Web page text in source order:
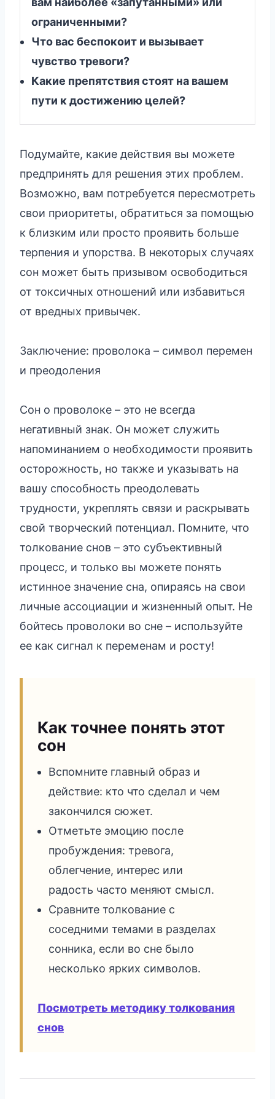
ограниченными?
Что вас беспокоит и вызывает
чувство тревоги?
Какие препятствия стоят на вашем
пути к достижению целей?
Подумайте, какие действия вы можете
предпринять для решения этих проблем.
Возможно, вам потребуется пересмотреть
свои приоритеты, обратиться за помощью
к близким или просто проявить больше
терпения и упорства. В некоторых случаях
сон может быть призывом освободиться
от токсичных отношений или избавиться
от вредных привычек.
Заключение: проволока – символ перемен
и преодоления
Сон о проволоке – это не всегда
негативный знак. Он может служить
напоминанием о необходимости проявить
осторожность, но также и указывать на
вашу способность преодолевать
трудности, укреплять связи и раскрывать
свой творческий потенциал. Помните, что
толкование снов – это субъективный
процесс, и только вы можете понять
истинное значение сна, опираясь на свои
личные ассоциации и жизненный опыт. Не
бойтесь проволоки во сне – используйте
ее как сигнал к переменам и росту!
Как точнее понять этот
сон
Вспомните главный образ и
действие: кто что сделал и чем
закончился сюжет.
Отметьте эмоцию после
пробуждения: тревога,
облегчение, интерес или
радость часто меняют смысл.
Сравните толкование с
соседними темами в разделах
сонника, если во сне было
несколько ярких символов.
Посмотреть методику толкования
снов